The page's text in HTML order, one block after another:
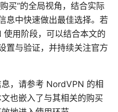
买”的全局视角，结合实际
息中快速做出最佳选择。若
用阶段，可以结合本文的
置与验证，并持续关注官方
，请参考 NordVPN 的相
也嵌入了与其相关的购买